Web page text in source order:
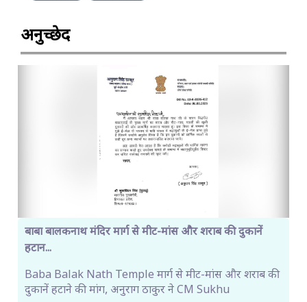
अनुच्छेद
बाबा बालकनाथ मंदिर मार्ग से मीट-मांस और शराब की दुकानें
हटान...
Baba Balak Nath Temple मार्ग से मीट-मांस और शराब की
दुकानें हटाने की मांग, अनुराग ठाकुर ने CM Sukhu